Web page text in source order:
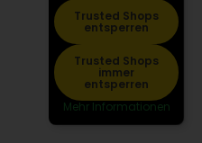
Trusted Shops
entsperren
Trusted Shops
immer
entsperren
Mehr Informationen